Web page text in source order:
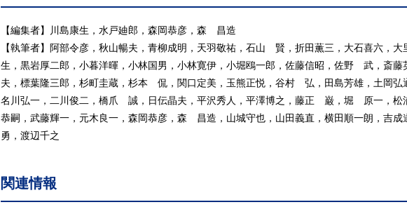
5. 外 傷
6. 水分・電解質代謝，輸液
7. ショック
8. 炎症・感染
9. 外科腫瘍学
9.1 腫瘍の病理学
9.2 良性・悪性腫瘍の差異
9.3 癌の疫学
9.6 癌の治療
9.7 癌の集学的治療
【編集者】川島康生，水戸廸郎，森岡恭彦，森 昌造
【執筆者】阿部令彦，秋山暢夫，青柳成明，天羽敬祐，石山 賢，折田薫三，大石喜六，大
生，黒岩厚二郎，小暮洋暉，小林国男，小林寛伊，小堀鴎一郎，佐藤信昭，佐野 武，斎藤
夫，標葉隆三郎，杉町圭蔵，杉本 侃，関口定美，玉熊正悦，谷村 弘，田島芳雄，土岡弘
名川弘一，二川俊二，橋爪 誠，日伝晶夫，平沢秀人，平澤博之，藤正 巌，堀 原一，
恭嗣，武藤輝一，元木良一，森岡恭彦，森 昌造，山城守也，山田義直，横田順一朗，吉
勇，渡辺千之
関連情報